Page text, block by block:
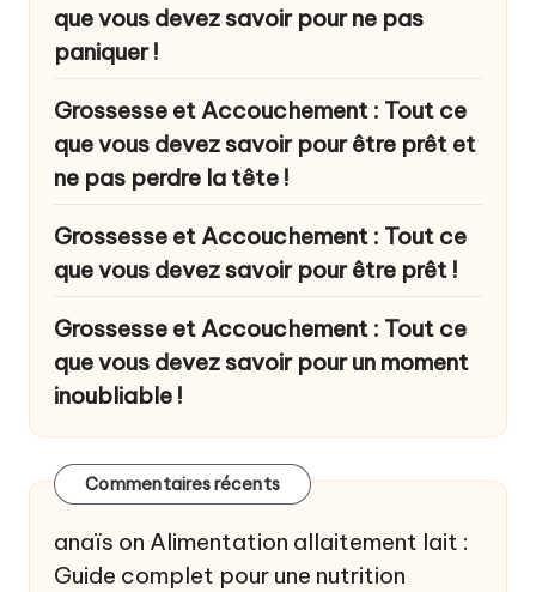
que vous devez savoir pour ne pas
paniquer !
Grossesse et Accouchement : Tout ce
que vous devez savoir pour être prêt et
ne pas perdre la tête !
Grossesse et Accouchement : Tout ce
que vous devez savoir pour être prêt !
Grossesse et Accouchement : Tout ce
que vous devez savoir pour un moment
inoubliable !
Commentaires récents
anaïs on Alimentation allaitement lait :
Guide complet pour une nutrition